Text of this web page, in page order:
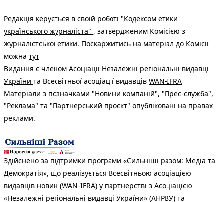
Редакція керується в своїй роботі "Кодексом етики
українського журналіста" , затвердженим Комісією з
журналістської етики. Поскаржитись на матеріал до Комісії
можна тут
Видання є членом Асоціації Незалежні регіональні видавці
України та Всесвітньої асоціації видавців WAN-IFRA
Матеріали з позначками "Новини компаній", "Прес-служба",
"Реклама" та "Партнерський проєкт" опубліковані на правах
реклами.
Здійснено за підтримки програми «Сильніші разом: Медіа та
Демократія», що реалізується Всесвітньою асоціацією
видавців новин (WAN-IFRA) у партнерстві з Асоціацією
«Незалежні регіональні видавці України» (АНРВУ) та